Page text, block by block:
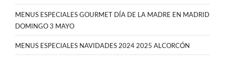
MENUS ESPECIALES GOURMET DÍA DE LA MADRE EN MADRID
DOMINGO 3 MAYO
MENUS ESPECIALES NAVIDADES 2024 2025 ALCORCÓN